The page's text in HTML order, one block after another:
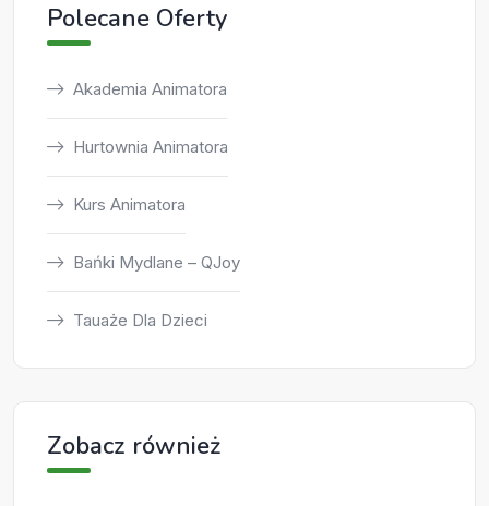
Polecane Oferty
Akademia Animatora
Hurtownia Animatora
Kurs Animatora
Bańki Mydlane – QJoy
Tauaże Dla Dzieci
Zobacz również